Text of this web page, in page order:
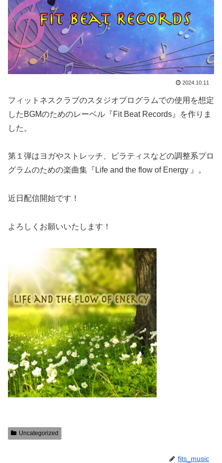
2024.10.11
フィットネスクラブのスタジオプログラムでの使用を想定
したBGMのためのレーベル『Fit Beat Records』を作りま
した。
第１弾はヨガやストレッチ、ピラティスなどの調整系プロ
グラムのための楽曲集『Life and the flow of Energy 』。
近日配信開始です！
よろしくお願いいたします！
Uncategorized
fits_music